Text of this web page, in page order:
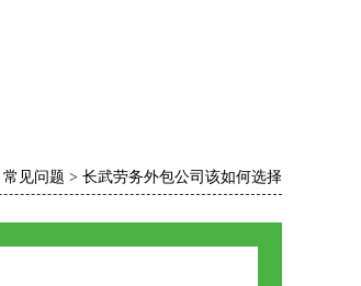
常见问题 > 长武劳务外包公司该如何选择